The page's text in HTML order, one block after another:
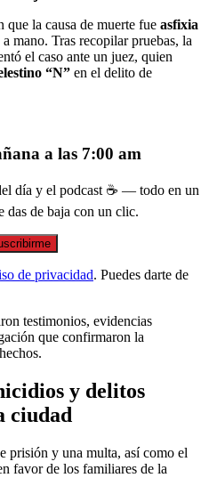
que la causa de muerte fue asfixia
a mano. Tras recopilar pruebas, la
el caso ante un juez, quien
“N” en el delito de
a las 7:00 am
día y el podcast ☕ — todo en un
das de baja con un clic.
de privacidad. Puedes darte de
testimonios, evidencias
que confirmaron la
y delitos
ciudad
prisión y una multa, así como el
favor de los familiares de la